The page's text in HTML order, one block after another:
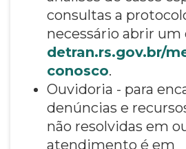
consultas a
necessário abrir
detran.rs.gov.br/
conosco.
Ouvidoria - para
denúncias e
não resolvidas em
atendimento é em